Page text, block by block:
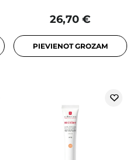
26,70 €
PIEVIENOT GROZAM